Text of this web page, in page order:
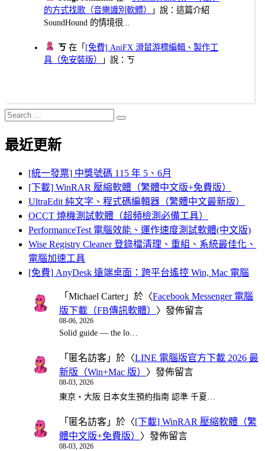
的方式找歌（音樂識別軟體）
」說：這篇介紹
SoundHound 的情境很...
ㄎ 在「 [免費] AniFX 滑鼠游標編輯、製作工
具（免安裝版）
」說：ㄎ
Search
for:
Search
最近更新
[統一發票] 中獎號碼 115 年 5、6月
[下載] WinRAR 壓縮軟體（繁體中文版+免費版）
UltraEdit 純文字、程式碼編輯器（繁體中文最新版）
OCCT 燒機測試軟體（超頻檢測必備工具）
PerformanceTest 電腦效能、運作速度測試軟體(中文版)
Wise Registry Cleaner 登錄檔清理、重組、系統最佳化、
電腦加速工具
[免費] AnyDesk 遠端桌面：跨平台遙控 Win, Mac 電腦
「 Michael Carter」於〈Facebook Messenger 電腦
版下載（FB傳訊軟體） 〉發佈留言
08-06, 2026
Solid guide — the lo…
「 匿名訪客 」於〈LINE 電腦版官方下載 2026 最
新版（Win+Mac 版） 〉發佈留言
08-03, 2026
東京・大阪 日本女生預約指南 認準 千夏…
「 匿名訪客 」於〈[下載] WinRAR 壓縮軟體（繁
體中文版+免費版） 〉發佈留言
08-03, 2026